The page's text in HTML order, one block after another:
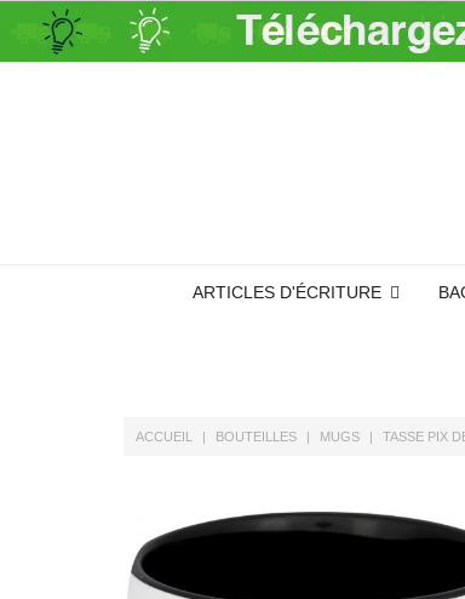
ARTICLES D'ÉCRITURE
ACCUEIL BOUTEILLES MUGS TASSE PIX